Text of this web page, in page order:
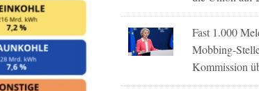
Fast 1.000
Mobbing-
Kommission